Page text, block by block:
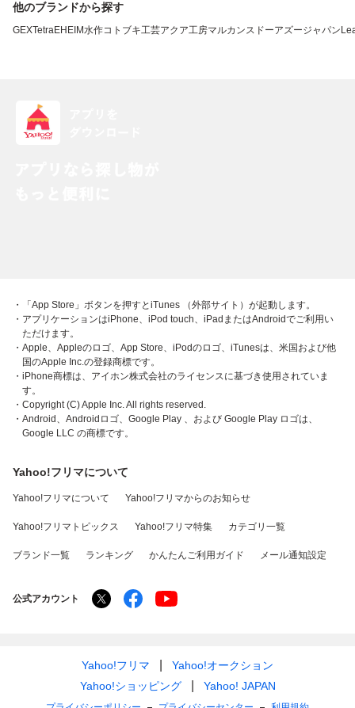
他のブランドから探す
GEXTetraEHEIM水作コトブキ工芸アクア工房マルカンスドーアズージャパン
・「App Store」ボタンを押すとiTunes （外部サイト）が起動します。
・アプリケーションはiPhone、iPod touch、iPadまたはAndroidでご利用い
ただけます。
・Apple、Appleのロゴ、App Store、iPodのロゴ、iTunesは、米国および他
国のApple Inc.の登録商標です。
・iPhone商標は、アイホン株式会社のライセンスに基づき使用されていま
す。
・Copyright (C) Apple Inc. All rights reserved.
・Android、Androidロゴ、Google Play 、および Google Play ロゴは、
Google LLC の商標です。
Yahoo!フリマについて
Yahoo!フリマについて Yahoo!フリマからのお知らせ
Yahoo!フリマトピックス Yahoo!フリマ特集 カテゴリ一覧
ブランド一覧 ランキング かんたんご利用ガイド メール通知設定
公式アカウント
Yahoo!フリマ
Yahoo!オークション
Yahoo!ショッピング
Yahoo! JAPAN